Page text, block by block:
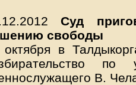
Суд
свободы
октября в
В.